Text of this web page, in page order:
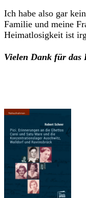
Ich habe also gar
Familie und meine
Heimatlosigkeit ist
Vielen Dank für das